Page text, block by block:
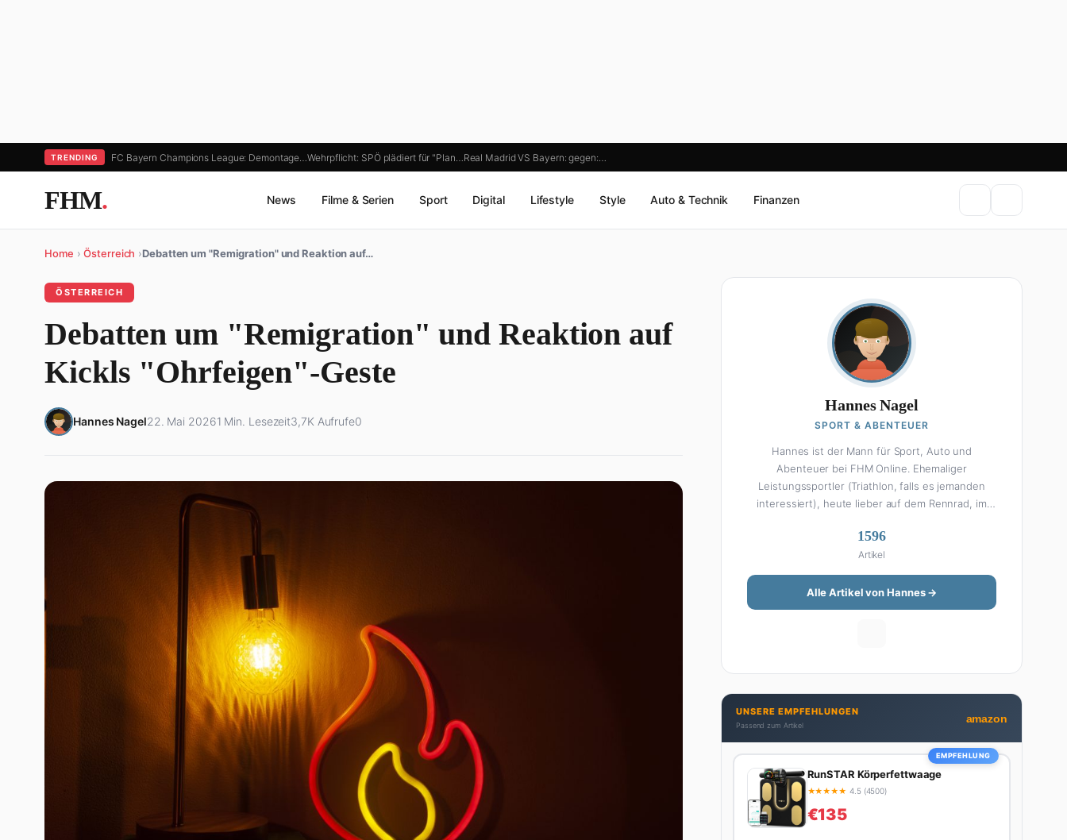
TRENDING FC Bayern Champions League: Demontage…Wehrpflicht: SPÖ plädiert für "Plan… Real Madrid VS Bayern: gegen:…
FHM. News Filme & Serien Sport Digital Lifestyle Style Auto & Technik Finanzen
Home › Österreich ›Debatten um "Remigration" und Reaktion auf…
ÖSTERREICH
Debatten um "Remigration" und Reaktion auf
Kickls "Ohrfeigen"-Geste
Hannes Nagel22. Mai 20261 Min. Lesezeit3,7K Aufrufe0
Hannes Nagel
SPORT & ABENTEUER
Hannes ist der Mann für Sport, Auto und
Abenteuer bei FHM Online. Ehemaliger
Leistungssportler (Triathlon, falls es jemanden
interessiert), heute lieber auf dem Rennrad, im
Wissen über Sport ist enzyklopädisch: Egal ob
Bundesliga-Analyse, Formel 1, UFC oder Olympia –
Hannes liefert fundierte Einschätzungen mit der
Leidenschaft eines echten Fans. Aber Sport ist
nur die halbe Miete: Hannes ist auch unser Auto-
Seite. Wenn Hannes mal nicht über Sport oder
Autos schreibt, plant er den nächsten Abenteuer-
Trip – sei es ein Wochenende in den Bergen, eine
Motorradtour durch die Alpen oder der jährliche
Campingtrip mit den Jungs. Sein Credo: Das Leben
ist zu kurz für langweilige Wochenenden.
1596
Artikel
Alle Artikel von Hannes →
UNSERE EMPFEHLUNGEN
Passend zum Artikel
amazon
EMPFEHLUNG
RunSTAR Körperfettwaage
★★★★★ 4.5 (4500)
€135